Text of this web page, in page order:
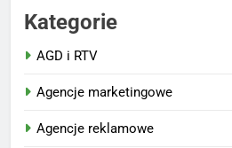
Kategorie
AGD i RTV
Agencje marketingowe
Agencje reklamowe